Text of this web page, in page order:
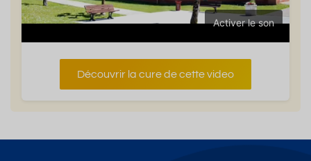
Activer le son
Découvrir la cure de cette video